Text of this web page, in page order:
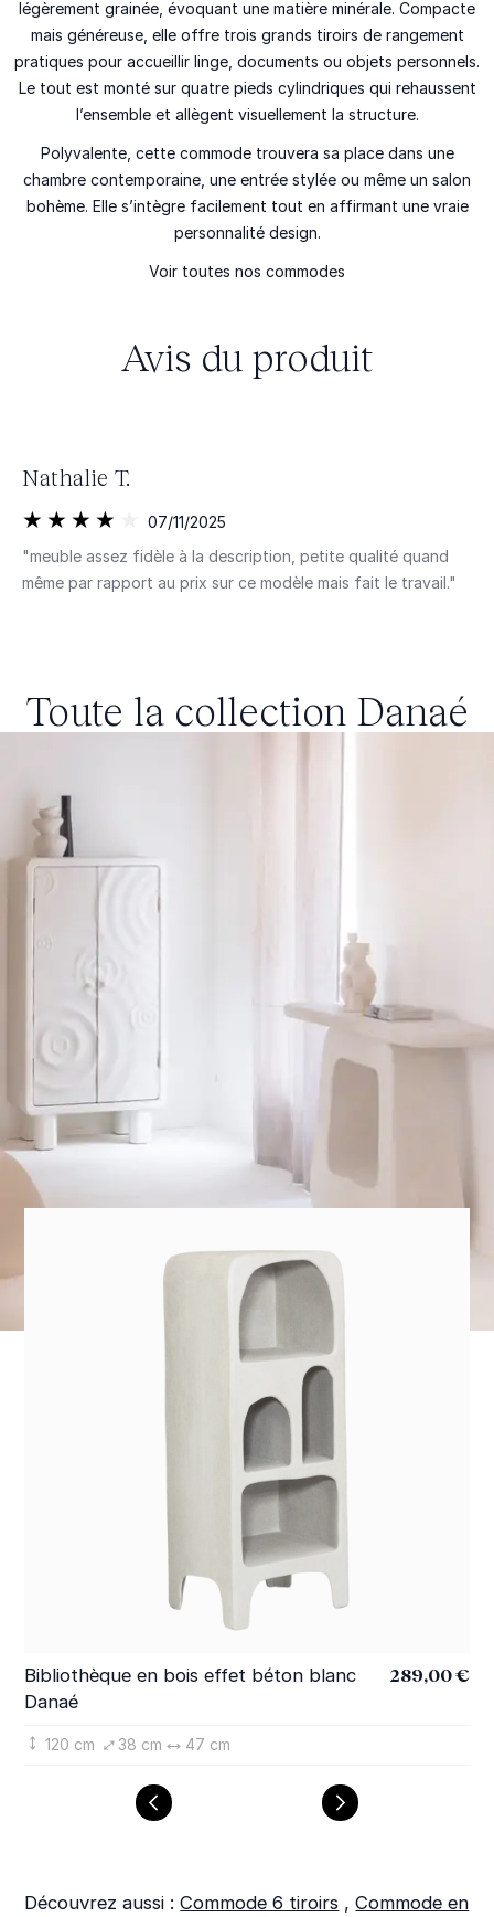
légèrement grainée, évoquant une matière minérale. Compacte
mais généreuse, elle offre trois grands tiroirs de rangement
pratiques pour accueillir linge, documents ou objets personnels.
Le tout est monté sur quatre pieds cylindriques qui rehaussent
l’ensemble et allègent visuellement la structure.
Polyvalente, cette commode trouvera sa place dans une
chambre contemporaine, une entrée stylée ou même un salon
bohème. Elle s’intègre facilement tout en affirmant une vraie
personnalité design.
Voir toutes nos commodes
Avis du produit
Nathalie T.
07/11/2025
"meuble assez fidèle à la description, petite qualité quand
même par rapport au prix sur ce modèle mais fait le travail."
Toute la collection Danaé
Bibliothèque en bois effet béton blanc
Danaé
289,00 €
120 cm 38 cm 47 cm
Découvrez aussi : Commode 6 tiroirs ,Commode en